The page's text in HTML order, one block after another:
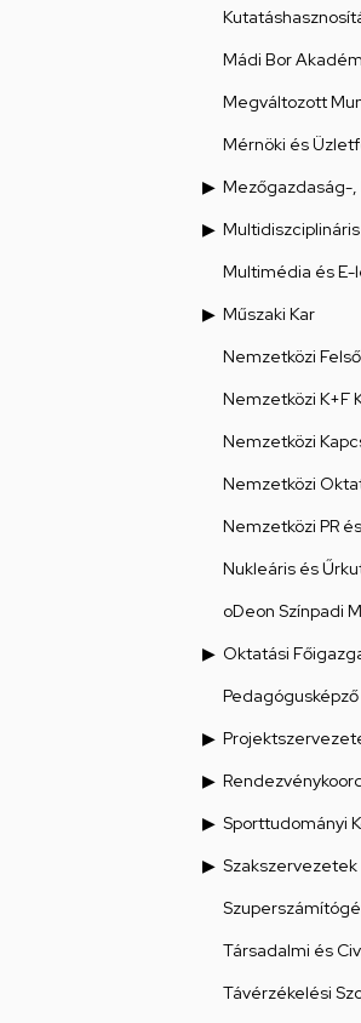
Mádi Bor
Megváltozott
Mérnöki és
Mezőgazdaság-,
Multimédia és E-
Műszaki Kar
Nemzetközi
Nemzetközi K+F
Nemzetközi
Nemzetközi
Nemzetközi PR
Nukleáris és
oDeon Színpadi
Oktatási
Pedagógusképző
Sporttudományi
Szakszervezetek
Társadalmi és
Távérzékelési